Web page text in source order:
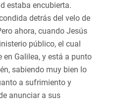
estaba encubierta.
detrás del velo de
ahora, cuando Jesús
público, el cual
Galilea, y está a punto
sabiendo muy bien lo
a sufrimiento y
anunciar a sus